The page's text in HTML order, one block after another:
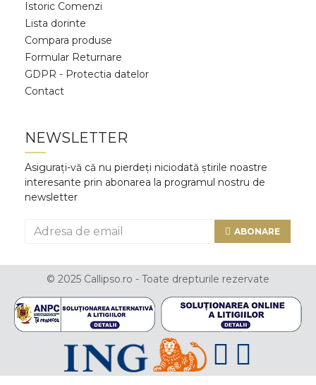
Istoric Comenzi
Lista dorinte
Compara produse
Formular Returnare
GDPR - Protectia datelor
Contact
NEWSLETTER
Asigurați-vă că nu pierdeți niciodată știrile noastre
interesante prin abonarea la programul nostru de
newsletter
ABONARE
© 2025 Callipso.ro - Toate drepturile rezervate